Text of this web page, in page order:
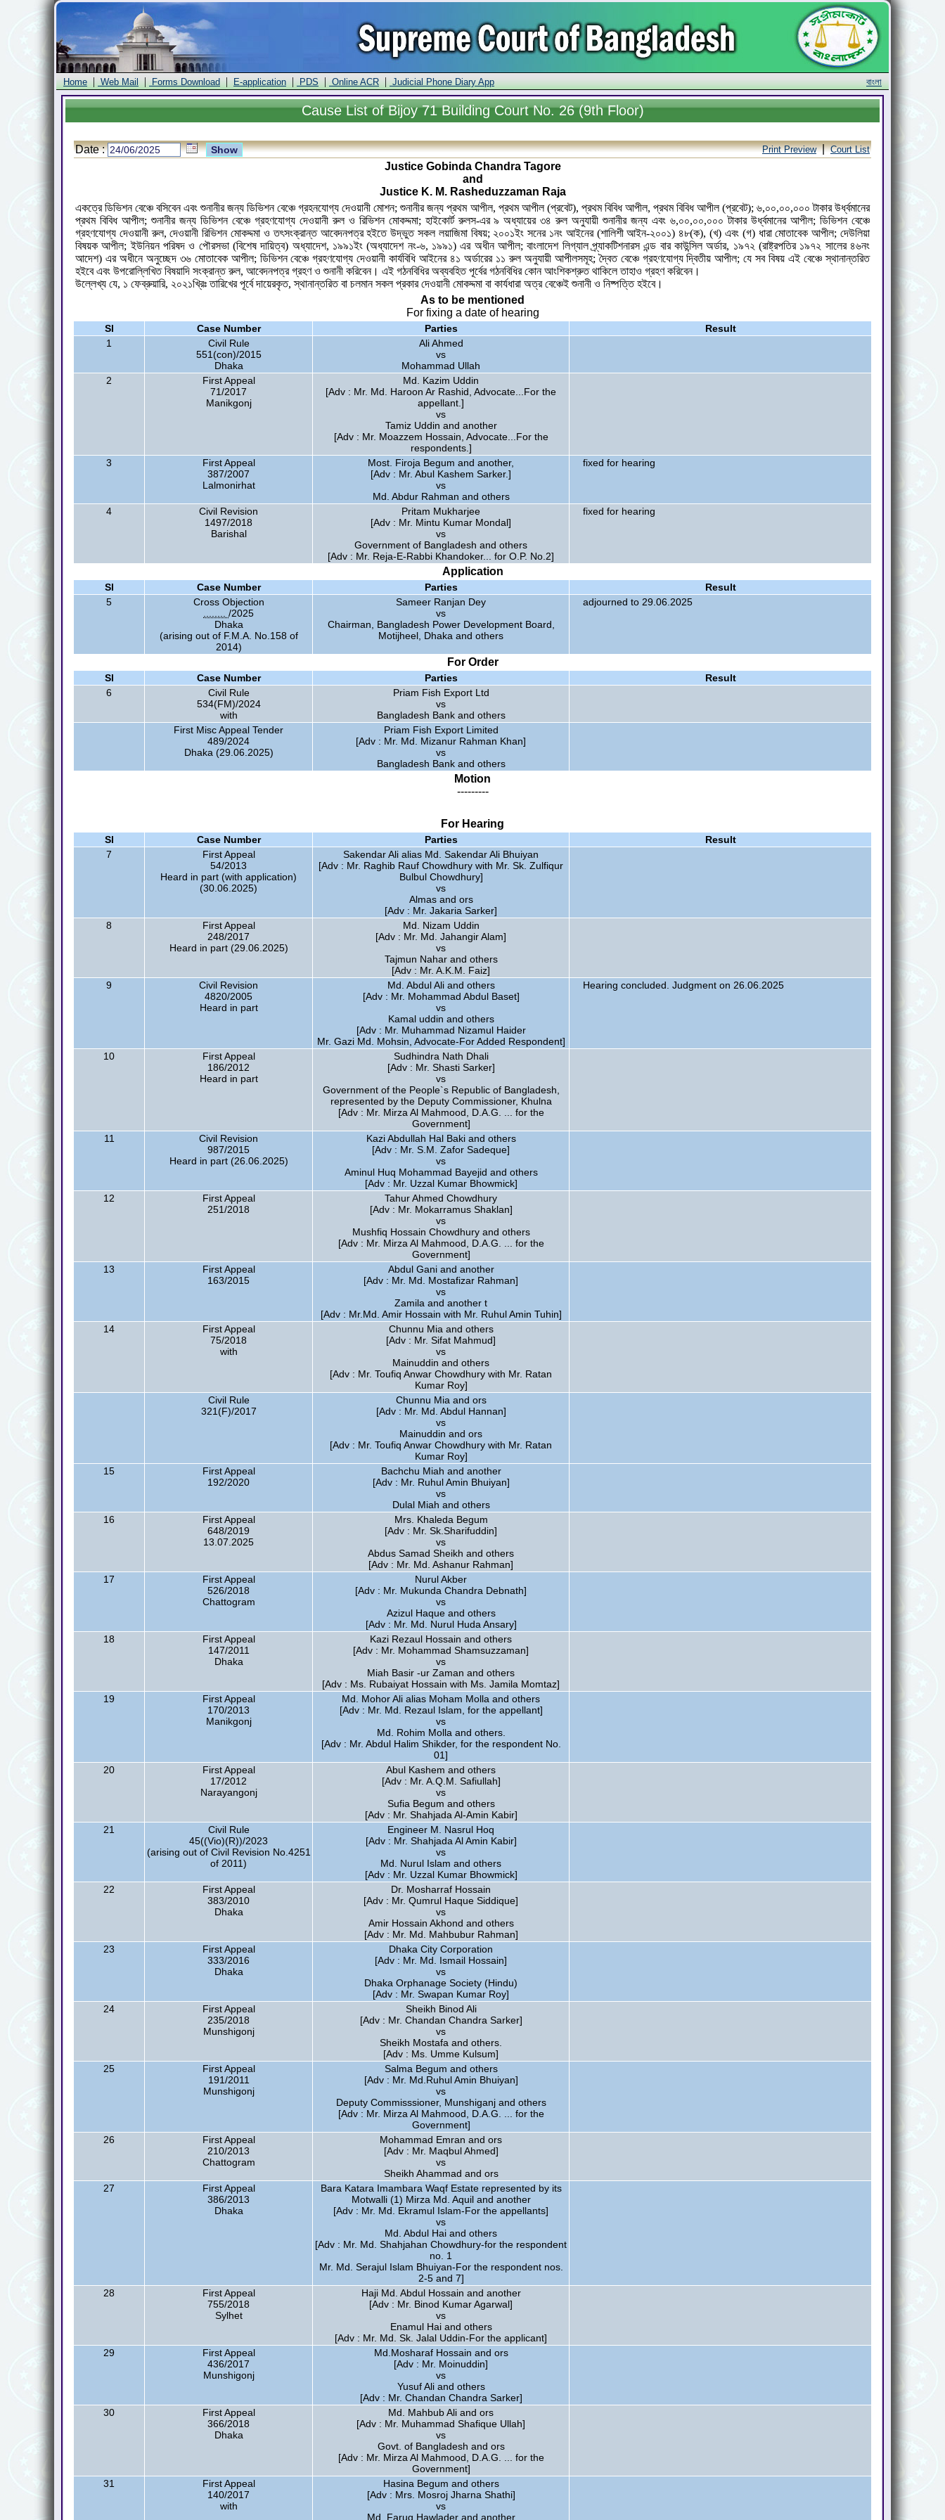
Home | Web Mail | Forms Download | E-application | PDS | Online ACR | Judicial Phone Diary App বাংলা
CauseList of Bijoy 71 Building Court No. 26 (9th Floor)
Date : Print Preview|Court List
Justice Gobinda Chandra Tagore
and
Justice K. M. Rasheduzzaman Raja
একত্রে ডিভিশন বেঞ্চে বসিবেন এবং শুনানীর জন্য ডিভিশন বেঞ্চে গ্রহনযোগ্য দেওয়ানী মোশন; শুনানীর জন্য প্রথম আপীল, প্রথম আপীল (প্রবেট), প্রথম বিবিধ আপীল, প্রথম বিবিধ আপীল (প্রবেট); ৬,০০,০০,০০০ টাকার উর্ধ্বমানের
প্রথম বিবিধ আপীল; শুনানীর জন্য ডিভিশন বেঞ্চে গ্রহণযোগ্য দেওয়ানী রুল ও রিভিশন মোকদ্দমা; হাইকোর্ট রুলস-এর ৯ অধ্যায়ের ৩৪ রুল অনুযায়ী শুনানীর জন্য এবং ৬,০০,০০,০০০ টাকার উর্ধ্বমানের আপীল; ডিভিশন বেঞ্চে
গ্রহণযোগ্য দেওয়ানী রুল, দেওয়ানী রিভিশন মোকদ্দমা ও তৎসংক্রান্ত আবেদনপত্র হইতে উদ্ভুত সকল লয়াজিমা বিষয়; ২০০১ইং সনের ১নং আইনের (শালিশী আইন-২০০১) ৪৮(ক), (খ) এবং (গ) ধারা মোতাবেক আপীল; দেউলিয়া
বিষয়ক আপীল; ইউনিয়ন পরিষদ ও পৌরসভা (বিশেষ দায়িত্ব) অধ্যাদেশ, ১৯৯১ইং (অধ্যাদেশ নং-৬, ১৯৯১) এর অধীন আপীল; বাংলাদেশ লিগ্যাল প্র্যাকটিশনারস এন্ড বার কাউন্সিল অর্ডার, ১৯৭২ (রাষ্ট্রপতির ১৯৭২ সালের ৪৬নং
আদেশ) এর অধীনে অনুচ্ছেদ ৩৬ মোতাবেক আপীল; ডিভিশন বেঞ্চে গ্রহণযোগ্য দেওয়ানী কার্যবিধি আইনের ৪১ অর্ডারের ১১ রুল অনুযায়ী আপীলসমূহ; দ্বৈত বেঞ্চে গ্রহণযোগ্য দ্বিতীয় আপীল; যে সব বিষয় এই বেঞ্চে স্থানান্তরিত
হইবে এবং উপরোল্লিখিত বিষয়াদি সংক্রান্ত রুল, আবেদনপত্র গ্রহণ ও শুনানী করিবেন। এই গঠনবিধির অব্যবহিত পূর্বের গঠনবিধির কোন আংশিকশ্রুত থাকিলে তাহাও গ্রহণ করিবেন।
উল্লেখ্য যে, ১ ফেব্রুয়ারি, ২০২১খ্রিঃ তারিখের পূর্বে দায়েরকৃত, স্থানান্তরিত বা চলমান সকল প্রকার দেওয়ানী মোকদ্দমা বা কার্যধারা অত্র বেঞ্চেই শুনানী ও নিষ্পত্তি হইবে।
As to be mentioned
For fixing a date of hearing
Sl Case Number Parties
Result
1
Civil Rule
551(con)/2015
Dhaka
Ali Ahmed
vs
Mohammad Ullah
2
First Appeal
71/2017
Manikgonj
Md. Kazim Uddin
[Adv : Mr. Md. Haroon Ar Rashid, Advocate...For the
appellant.]
vs
Tamiz Uddin and another
[Adv : Mr. Moazzem Hossain, Advocate...For the
respondents.]
3
First Appeal
387/2007
Lalmonirhat
Most. Firoja Begum and another,
[Adv : Mr. Abul Kashem Sarker.]
vs
Md. Abdur Rahman and others
fixed for hearing
4
Civil Revision
1497/2018
Barishal
Pritam Mukharjee
[Adv : Mr. Mintu Kumar Mondal]
vs
Government of Bangladesh and others
[Adv : Mr. Reja-E-Rabbi Khandoker... for O.P. No.2]
fixed for hearing
Application
Sl Case Number Parties
Result
5
Cross Objection
/2025
Dhaka
(arising out of F.M.A. No.158 of
2014)
Sameer Ranjan Dey
vs
Chairman, Bangladesh Power Development Board,
Motijheel, Dhaka and others
adjourned to 29.06.2025
For Order
Sl Case Number Parties
Result
6
Civil Rule
534(FM)/2024
with
Priam Fish Export Ltd
vs
Bangladesh Bank and others
First Misc Appeal Tender
489/2024
Dhaka (29.06.2025)
Priam Fish Export Limited
[Adv : Mr. Md. Mizanur Rahman Khan]
vs
Bangladesh Bank and others
Motion
---------
For Hearing
Sl Case Number Parties
Result
7
First Appeal
54/2013
Heard in part (with application)
(30.06.2025)
Sakendar Ali alias Md. Sakendar Ali Bhuiyan
[Adv : Mr. Raghib Rauf Chowdhury with Mr. Sk. Zulfiqur
Bulbul Chowdhury]
vs
Almas and ors
[Adv : Mr. Jakaria Sarker]
8
First Appeal
248/2017
Heard in part (29.06.2025)
Md. Nizam Uddin
[Adv : Mr. Md. Jahangir Alam]
vs
Tajmun Nahar and others
[Adv : Mr. A.K.M. Faiz]
9
Civil Revision
4820/2005
Heard in part
Md. Abdul Ali and others
[Adv : Mr. Mohammad Abdul Baset]
vs
Kamal uddin and others
[Adv : Mr. Muhammad Nizamul Haider
Mr. Gazi Md. Mohsin, Advocate-For Added Respondent]
Hearing concluded. Judgment on 26.06.2025
10
First Appeal
186/2012
Heard in part
Sudhindra Nath Dhali
[Adv : Mr. Shasti Sarker]
vs
Government of the People`s Republic of Bangladesh,
represented by the Deputy Commissioner, Khulna
[Adv : Mr. Mirza Al Mahmood, D.A.G. ... for the
Government]
11
Civil Revision
987/2015
Heard in part (26.06.2025)
Kazi Abdullah Hal Baki and others
[Adv : Mr. S.M. Zafor Sadeque]
vs
Aminul Huq Mohammad Bayejid and others
[Adv : Mr. Uzzal Kumar Bhowmick]
12
First Appeal
251/2018
Tahur Ahmed Chowdhury
[Adv : Mr. Mokarramus Shaklan]
vs
Mushfiq Hossain Chowdhury and others
[Adv : Mr. Mirza Al Mahmood, D.A.G. ... for the
Government]
13
First Appeal
163/2015
Abdul Gani and another
[Adv : Mr. Md. Mostafizar Rahman]
vs
Zamila and another t
[Adv : Mr.Md. Amir Hossain with Mr. Ruhul Amin Tuhin]
14
First Appeal
75/2018
with
Chunnu Mia and others
[Adv : Mr. Sifat Mahmud]
vs
Mainuddin and others
[Adv : Mr. Toufiq Anwar Chowdhury with Mr. Ratan
Kumar Roy]
Civil Rule
321(F)/2017
Chunnu Mia and ors
[Adv : Mr. Md. Abdul Hannan]
vs
Mainuddin and ors
[Adv : Mr. Toufiq Anwar Chowdhury with Mr. Ratan
Kumar Roy]
15
First Appeal
192/2020
Bachchu Miah and another
[Adv : Mr. Ruhul Amin Bhuiyan]
vs
Dulal Miah and others
16
First Appeal
648/2019
13.07.2025
Mrs. Khaleda Begum
[Adv : Mr. Sk.Sharifuddin]
vs
Abdus Samad Sheikh and others
[Adv : Mr. Md. Ashanur Rahman]
17
First Appeal
526/2018
Chattogram
Nurul Akber
[Adv : Mr. Mukunda Chandra Debnath]
vs
Azizul Haque and others
[Adv : Mr. Md. Nurul Huda Ansary]
18
First Appeal
147/2011
Dhaka
Kazi Rezaul Hossain and others
[Adv : Mr. Mohammad Shamsuzzaman]
vs
Miah Basir -ur Zaman and others
[Adv : Ms. Rubaiyat Hossain with Ms. Jamila Momtaz]
19
First Appeal
170/2013
Manikgonj
Md. Mohor Ali alias Moham Molla and others
[Adv : Mr. Md. Rezaul Islam, for the appellant]
vs
Md. Rohim Molla and others.
[Adv : Mr. Abdul Halim Shikder, for the respondent No.
01]
20
First Appeal
17/2012
Narayangonj
Abul Kashem and others
[Adv : Mr. A.Q.M. Safiullah]
vs
Sufia Begum and others
[Adv : Mr. Shahjada Al-Amin Kabir]
21
Civil Rule
45((Vio)(R))/2023
(arising out of Civil Revision No.4251
of 2011)
Engineer M. Nasrul Hoq
[Adv : Mr. Shahjada Al Amin Kabir]
vs
Md. Nurul Islam and others
[Adv : Mr. Uzzal Kumar Bhowmick]
22
First Appeal
383/2010
Dhaka
Dr. Mosharraf Hossain
[Adv : Mr. Qumrul Haque Siddique]
vs
Amir Hossain Akhond and others
[Adv : Mr. Md. Mahbubur Rahman]
23
First Appeal
333/2016
Dhaka
Dhaka City Corporation
[Adv : Mr. Md. Ismail Hossain]
vs
Dhaka Orphanage Society (Hindu)
[Adv : Mr. Swapan Kumar Roy]
24
First Appeal
235/2018
Munshigonj
Sheikh Binod Ali
[Adv : Mr. Chandan Chandra Sarker]
vs
Sheikh Mostafa and others.
[Adv : Ms. Umme Kulsum]
25
First Appeal
191/2011
Munshigonj
Salma Begum and others
[Adv : Mr. Md.Ruhul Amin Bhuiyan]
vs
Deputy Commisssioner, Munshiganj and others
[Adv : Mr. Mirza Al Mahmood, D.A.G. ... for the
Government]
26
First Appeal
210/2013
Chattogram
Mohammad Emran and ors
[Adv : Mr. Maqbul Ahmed]
vs
Sheikh Ahammad and ors
27
First Appeal
386/2013
Dhaka
Bara Katara Imambara Waqf Estate represented by its
Motwalli (1) Mirza Md. Aquil and another
[Adv : Mr. Md. Ekramul Islam-For the appellants]
vs
Md. Abdul Hai and others
[Adv : Mr. Md. Shahjahan Chowdhury-for the respondent
no. 1
Mr. Md. Serajul Islam Bhuiyan-For the respondent nos.
2-5 and 7]
28
First Appeal
755/2018
Sylhet
Haji Md. Abdul Hossain and another
[Adv : Mr. Binod Kumar Agarwal]
vs
Enamul Hai and others
[Adv : Mr. Md. Sk. Jalal Uddin-For the applicant]
29
First Appeal
436/2017
Munshigonj
Md.Mosharaf Hossain and ors
[Adv : Mr. Moinuddin]
vs
Yusuf Ali and others
[Adv : Mr. Chandan Chandra Sarker]
30
First Appeal
366/2018
Dhaka
Md. Mahbub Ali and ors
[Adv : Mr. Muhammad Shafique Ullah]
vs
Govt. of Bangladesh and ors
[Adv : Mr. Mirza Al Mahmood, D.A.G. ... for the
Government]
31
First Appeal
140/2017
with
Hasina Begum and others
[Adv : Mrs. Mosroj Jharna Shathi]
vs
Md. Faruq Hawlader and another